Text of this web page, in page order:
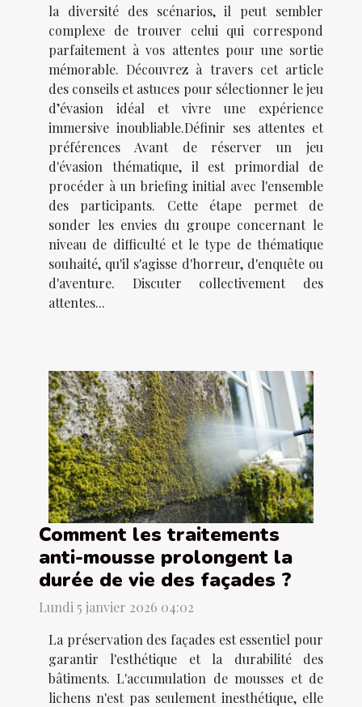
la diversité des scénarios, il peut sembler
complexe de trouver celui qui correspond
parfaitement à vos attentes pour une sortie
mémorable. Découvrez à travers cet article
des conseils et astuces pour sélectionner le jeu
d’évasion idéal et vivre une expérience
immersive inoubliable.Définir ses attentes et
préférences Avant de réserver un jeu
d'évasion thématique, il est primordial de
procéder à un briefing initial avec l'ensemble
des participants. Cette étape permet de
sonder les envies du groupe concernant le
niveau de difficulté et le type de thématique
souhaité, qu'il s'agisse d'horreur, d'enquête ou
d'aventure. Discuter collectivement des
attentes...
Comment les traitements
anti-mousse prolongent la
durée de vie des façades ?
Lundi 5 janvier 2026 04:02
La préservation des façades est essentiel pour
garantir l'esthétique et la durabilité des
bâtiments. L'accumulation de mousses et de
lichens n'est pas seulement inesthétique, elle